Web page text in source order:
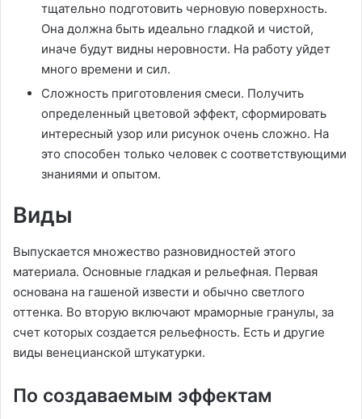
тщательно подготовить черновую поверхность.
Она должна быть идеально гладкой и чистой,
иначе будут видны неровности. На работу уйдет
много времени и сил.
Сложность приготовления смеси. Получить
определенный цветовой эффект, сформировать
интересный узор или рисунок очень сложно. На
это способен только человек с соответствующими
знаниями и опытом.
Виды
Выпускается множество разновидностей этого
материала. Основные гладкая и рельефная. Первая
основана на гашеной извести и обычно светлого
оттенка. Во вторую включают мраморные гранулы, за
счет которых создается рельефность. Есть и другие
виды венецианской штукатурки.
По создаваемым эффектам